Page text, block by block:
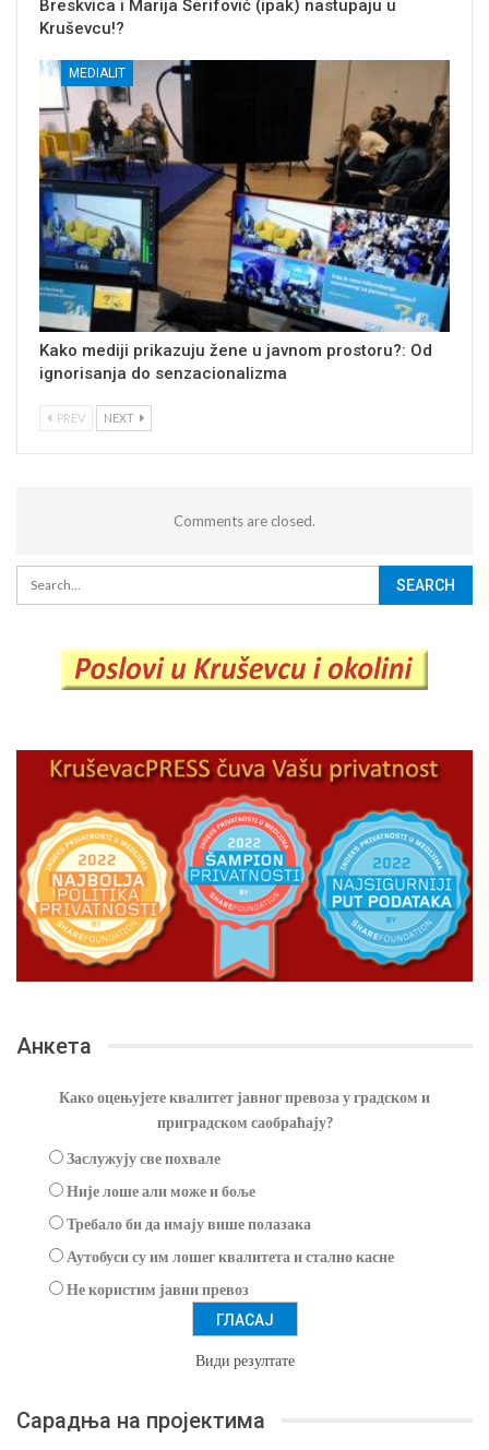
Breskvica i Marija Šerifović (ipak) nastupaju u
Kruševcu!?
MEDIALIT
Kako mediji prikazuju žene u javnom prostoru?: Od
ignorisanja do senzacionalizma
PREV NEXT
Comments are closed.
Анкета
Како оцењујете квалитет јавног превоза у градском и
приградском саобраћају?
Заслужују све похвале
Није лоше али може и боље
Требало би да имају више полазака
Аутобуси су им лошег квалитета и стално касне
Не користим јавни превоз
Види резултате
Сарадња на пројектима